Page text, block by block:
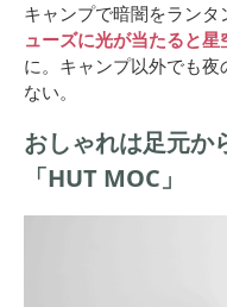
キャンプで暗闇をランタ
ューズに光が当たると
に。キャンプ以外でも
ない。
おしゃれは足元か
「HUT MOC」